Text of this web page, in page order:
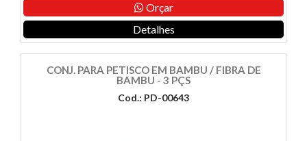
Orçar
Detalhes
CONJ. PARA PETISCO EM BAMBU / FIBRA DE
BAMBU - 3 PÇS
Cod.: PD-00643